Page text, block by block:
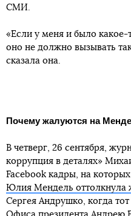
СМИ.
«Если у меня и было какое-
оно не должно вызывать
сказала она.
Почему жалуются на
В четверг, 26 сентября,
коррупция в деталях»
Facebook кадры, на
Юлия Мендель оттолкнула
Сергея Андрушко, когда